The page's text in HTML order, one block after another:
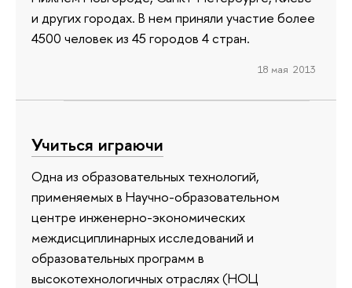
и других городах. В нем приняли участие более
4500 человек из 45 городов 4 стран.
18 мая 2013
Учиться играючи
Одна из образовательных технологий,
применяемых в Научно-образовательном
центре инженерно-экономических
междисциплинарных исследований и
образовательных программ в
высокотехнологичных отраслях (НОЦ